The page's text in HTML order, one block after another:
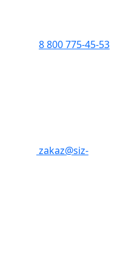
8 800 775-45-53
zakaz@siz-